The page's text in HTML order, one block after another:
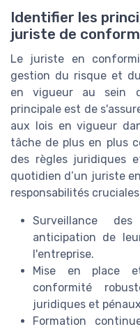
Identifier les
juriste de
Le juriste en
gestion du risque et
en vigueur au sein
principale est de
aux lois en vigueur
tâche de plus en plus
des règles juridiques
quotidien d’un juriste
responsabilités cruciales
Surveillance
anticipation de
l'entreprise.
Mise en place
conformité
juridiques et
Formation